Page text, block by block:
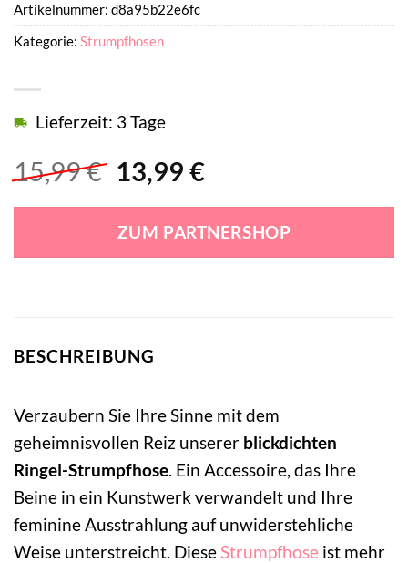
15,99€ Ursprünglicher
war:
15,99 €
13,99 €Aktueller
ist:
13,99 €.
Lieferzeit: 3 Tage
ZUM PARTNERSHOP
Artikelnummer: d8a95b22e6fc
Kategorie: Strumpfhosen
BESCHREIBUNG
Verzaubern Sie Ihre Sinne mit dem
geheimnisvollen Reiz unserer blickdichten
Ringel-Strumpfhose . Ein Accessoire, das Ihre
Beine in ein Kunstwerk verwandelt und Ihre
feminine Ausstrahlung auf unwiderstehliche
Weise unterstreicht. Diese Strumpfhose ist mehr